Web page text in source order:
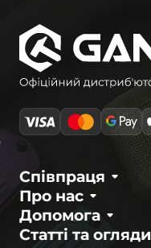
Про нас
Співпраця
Статті та огляди
Допомога